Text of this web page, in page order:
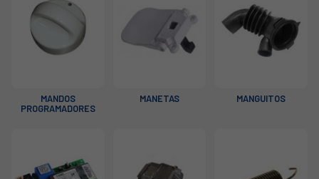
MANDOS
PROGRAMADORES
MANETAS MANGUITOS